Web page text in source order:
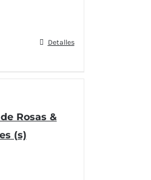
Detalles
Rosas &
(s)